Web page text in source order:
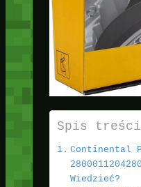
Spis treści
Continental
Wiedzieć?